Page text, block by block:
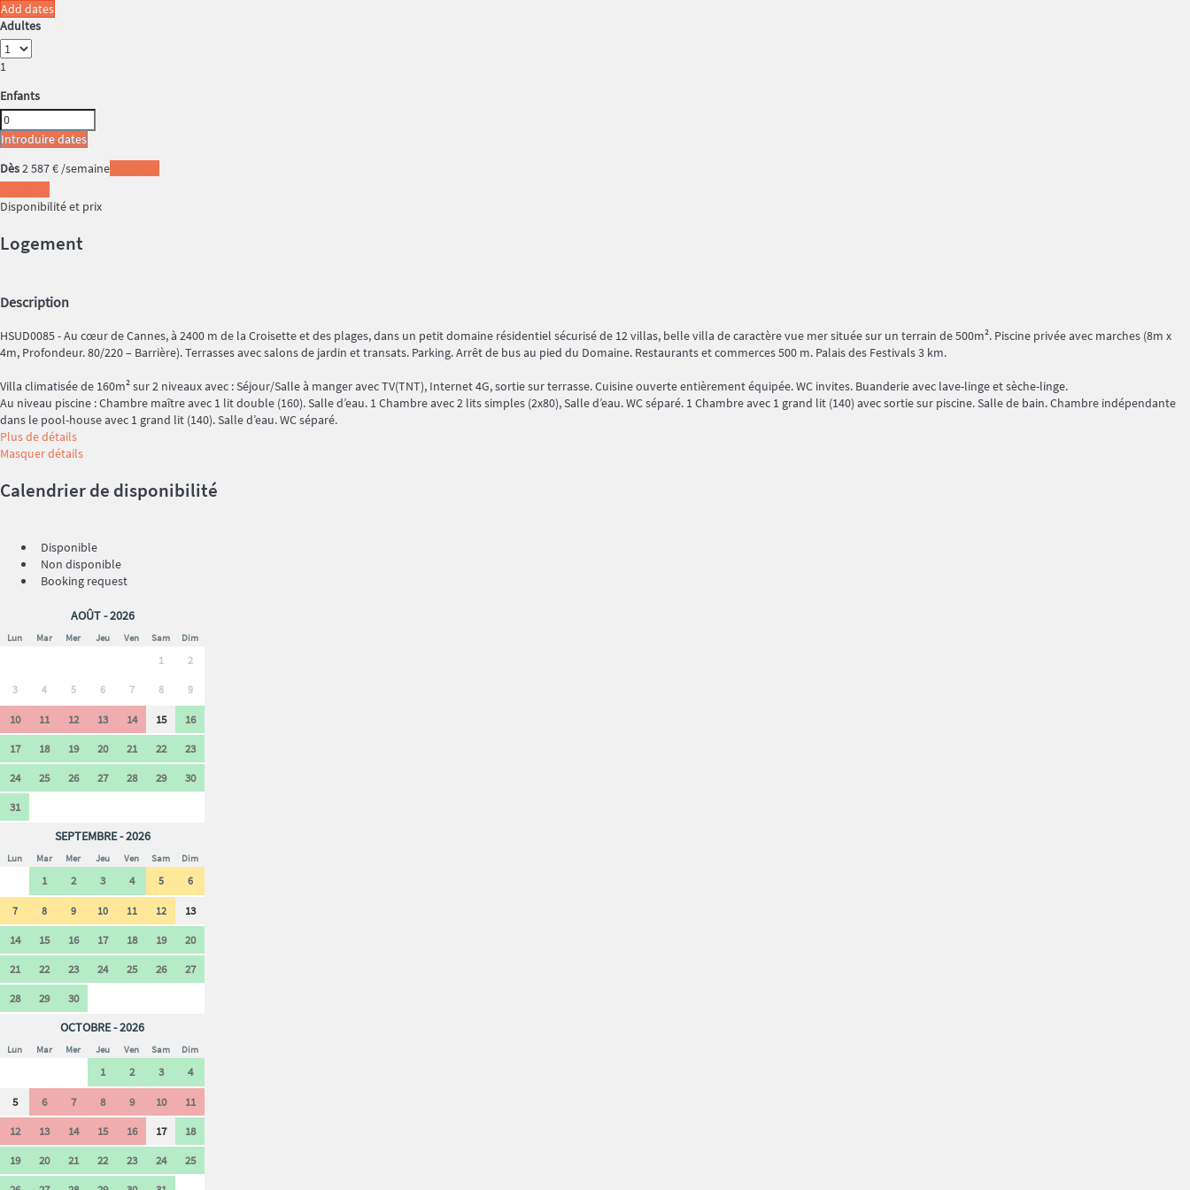
Add dates
Adultes
1
Enfants
Introduire dates
Dès2 587€ /semaine
Disponibilité et prix
Logement
Description
HSUD0085 - Au cœur de Cannes, à 2400 m de la Croisette et des plages, dans un petit domaine résidentiel sécurisé de 12 villas, belle villa de caractère vue mer située sur un terrain de 500m². Piscine privée avec marches (8m x
4m, Profondeur. 80/220 – Barrière). Terrasses avec salons de jardin et transats. Parking. Arrêt de bus au pied du Domaine. Restaurants et commerces 500 m. Palais des Festivals 3 km.
Villa climatisée de 160m² sur 2 niveaux avec : Séjour/Salle à manger avec TV(TNT), Internet 4G, sortie sur terrasse. Cuisine ouverte entièrement équipée. WC invites. Buanderie avec lave-linge et sèche-linge.
Au niveau piscine : Chambre maître avec 1 lit double (160). Salle d’eau. 1 Chambre avec 2 lits simples (2x80), Salle d’eau. WC séparé. 1 Chambre avec 1 grand lit (140) avec sortie sur piscine. Salle de bain. Chambre indépendante
dans le pool-house avec 1 grand lit (140). Salle d’eau. WC séparé.
Plus de détails
Masquer détails
Calendrier de disponibilité
Disponible
Non disponible
Booking request
AOÛT - 2026
Lun Mar Mer Jeu Ven Sam Dim
1 2
3 4 5 6 7 8 9
10 11 12 13 14 15
16
17
18 19 20 21 22
23
24
25 26 27 28 29
30
31
SEPTEMBRE - 2026
Lun Mar Mer Jeu Ven Sam Dim
1 2 3 4 5 6
7 8 9 10 11 12
13
14
15 16 17 18 19
20
21
22 23 24 25 26
27
28
29 30
OCTOBRE - 2026
Lun Mar Mer Jeu Ven Sam Dim
1 2 3
4
5
6 7 8 9 10
11
12
13 14 15 16 17
18
19
20 21 22 23 24
25